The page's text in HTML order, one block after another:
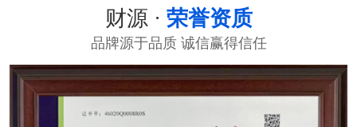
财源 · 荣誉资质
品牌源于品质 诚信赢得信任